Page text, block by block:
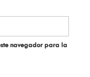
navegador para la